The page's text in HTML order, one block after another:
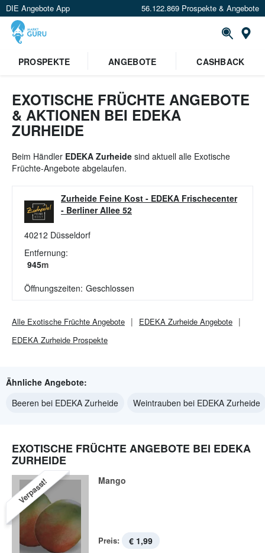
DIE Angebote App 56.122.869 Prospekte & Angebote
Standort festlegen
PROSPEKTE ANGEBOTE CASHBACK
EXOTISCHE FRÜCHTE ANGEBOTE
& AKTIONEN BEI EDEKA
ZURHEIDE
Beim Händler EDEKA Zurheide sind aktuell alle Exotische
Früchte-Angebote abgelaufen.
Zurheide Feine Kost - EDEKA Frischecenter
- Berliner Allee 52
40212 Düsseldorf
Entfernung:
945m
Öffnungszeiten: Geschlossen
Alle Exotische Früchte Angebote EDEKA Zurheide Angebote
EDEKA Zurheide Prospekte
Ähnliche Angebote:
Beeren bei EDEKA Zurheide
Weintrauben bei EDEKA Zurheide
EXOTISCHE FRÜCHTE ANGEBOTE BEI EDEKA
ZURHEIDE
Verpasst! Mango
Preis: € 1,99